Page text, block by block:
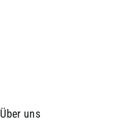
Über uns